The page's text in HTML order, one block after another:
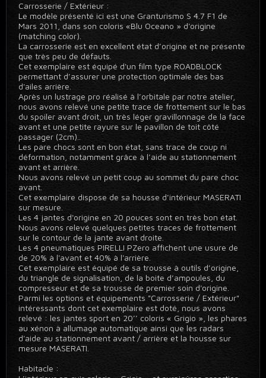
Carrosserie / Extérieur :
Le modèle présenté ici est une Granturismo S 4.7 F1 de
Mars 2011, dans son coloris «Blu Oceano » d'origine
(matching color).
La carrosserie est en excellent état d’origine et ne présente
que très peu de défauts.
Cet exemplaire est équipé d'un film type ROADBLOCK
permettant d’assurer une protection optimale des bas
d'ailes arrière.
Après un lustrage pro réalisé à l’orbitale par notre atelier,
nous avons relevé une petite trace de frottement sur le bas
du spoiler avant droit, un très léger gravillonnage de la face
avant et une petite rayure sur le pavillon de toit côté
passager (2cm)..
Les pare chocs sont en bon état, sans trace de coup ni
déformation, notamment grâce à l’aide au stationnement
avant et arrière.
Nous avons relevé un petit coup au sommet du pare choc
avant.
Cet exemplaire dispose de sa housse d’intérieur MASERATI
sur mesure.
Les 4 jantes d'origine en 20 pouces sont en très bon état.
Nous avons relevé quelques petites traces de frottement
sur le contour de la jante avant droite.
Les 4 pneumatiques PIRELLI PZero affichent une usure de
de 20% à l'avant et 40% à l'arrière.
Cet exemplaire est équipé de sa trousse à outils d’origine,
du triangle de signalisation, de la boite d’ampoules, du
compresseur et de sa trousse de premier soin d'origine.
Parmi les options et équipements "Carrosserie / Extérieur"
intéressants dont cet exemplaire est doté, nous avons
relevé : les jantes sport en 20’’ coloris « Grigio », les phares
au xénon à allumage automatique ainsi que les radars
d'aide au stationnement avant / arrière et la housse sur
mesure MASERATI.
Habitacle :